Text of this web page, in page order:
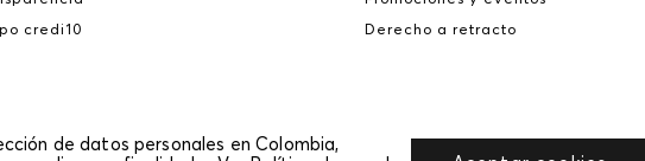
credi10 Derecho a retracto
de datos personales en Colombia,